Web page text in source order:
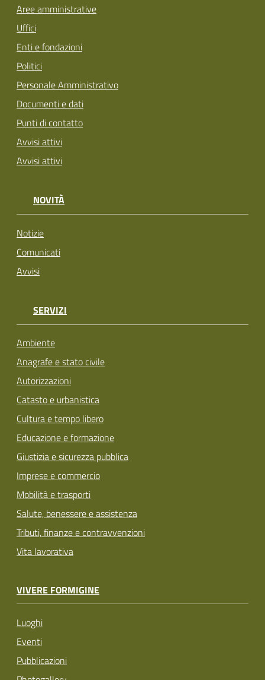
Aree amministrative
Uffici
Enti e fondazioni
Politici
Personale Amministrativo
Documenti e dati
Punti di contatto
Avvisi attivi
Avvisi attivi
NOVITÀ
Notizie
Comunicati
Avvisi
SERVIZI
Ambiente
Anagrafe e stato civile
Autorizzazioni
Catasto e urbanistica
Cultura e tempo libero
Educazione e formazione
Giustizia e sicurezza pubblica
Imprese e commercio
Mobilità e trasporti
Salute, benessere e assistenza
Tributi, finanze e contravvenzioni
Vita lavorativa
VIVERE FORMIGINE
Luoghi
Eventi
Pubblicazioni